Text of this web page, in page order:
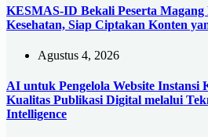
KESMAS-ID Bekali Peserta
Kesehatan, Siap Ciptakan Konten
Agustus 4, 2026
AI untuk Pengelola Website Instansi
Kualitas Publikasi Digital melalui
Intelligence